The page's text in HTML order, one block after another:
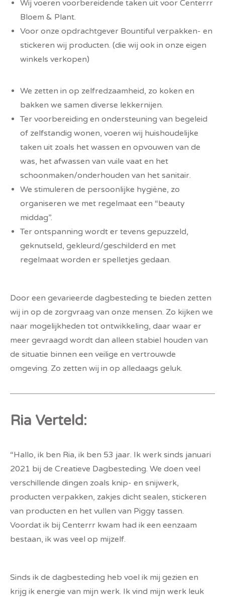
Wij voeren voorbereidende taken uit voor Centerrr
Bloem & Plant.
Voor onze opdrachtgever Bountiful verpakken- en
stickeren wij producten. (die wij ook in onze eigen
winkels verkopen)
We zetten in op zelfredzaamheid, zo koken en
bakken we samen diverse lekkernijen.
Ter voorbereiding en ondersteuning van begeleid
of zelfstandig wonen, voeren wij huishoudelijke
taken uit zoals het wassen en opvouwen van de
was, het afwassen van vuile vaat en het
schoonmaken/onderhouden van het sanitair.
We stimuleren de persoonlijke hygiëne, zo
organiseren we met regelmaat een “beauty
middag”.
Ter ontspanning wordt er tevens gepuzzeld,
geknutseld, gekleurd/geschilderd en met
regelmaat worden er spelletjes gedaan.
Door een gevarieerde dagbesteding te bieden zetten
wij in op de zorgvraag van onze mensen. Zo kijken we
naar mogelijkheden tot ontwikkeling, daar waar er
meer gevraagd wordt dan alleen stabiel houden van
de situatie binnen een veilige en vertrouwde
omgeving. Zo zetten wij in op alledaags geluk.
Ria Verteld:
“Hallo, ik ben Ria, ik ben 53 jaar. Ik werk sinds januari
2021 bij de Creatieve Dagbesteding. We doen veel
verschillende dingen zoals knip- en snijwerk,
producten verpakken, zakjes dicht sealen, stickeren
van producten en het vullen van Piggy tassen.
Voordat ik bij Centerrr kwam had ik een eenzaam
bestaan, ik was veel op mijzelf.
Sinds ik de dagbesteding heb voel ik mij gezien en
krijg ik energie van mijn werk. Ik vind mijn werk leuk